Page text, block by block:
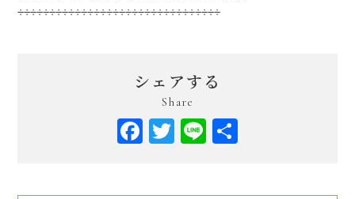
÷÷÷÷÷÷÷÷÷÷÷÷÷÷÷÷÷÷÷÷÷÷÷÷÷÷÷÷÷÷÷÷
シェアする
Share
Facebook
Twitter
Line